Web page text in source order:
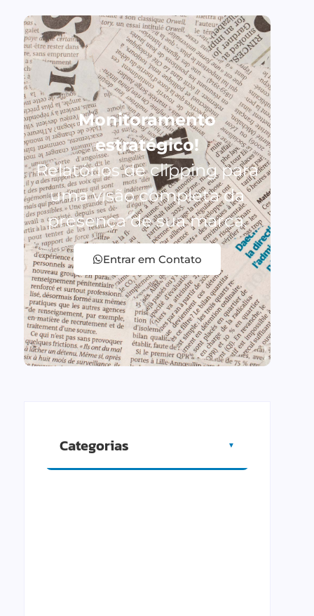
Monitoramento
estratégico!
Relatórios de clipping para
uma visão completa da
presença de sua marca.
Entrar em Contato
Categorias ▼